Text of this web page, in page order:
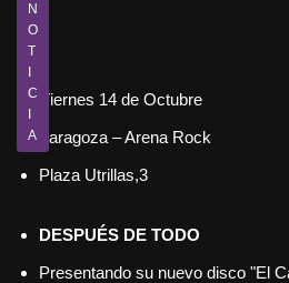
N
O
T
I
C
I
A
Viernes 14 de Octubre
Zaragoza – Arena Rock
Plaza Utrillas,3
DESPUÉS DE TODO
Presentando su nuevo disco "El